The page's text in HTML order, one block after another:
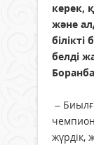
керек,
және
белді
–
жүрдік,